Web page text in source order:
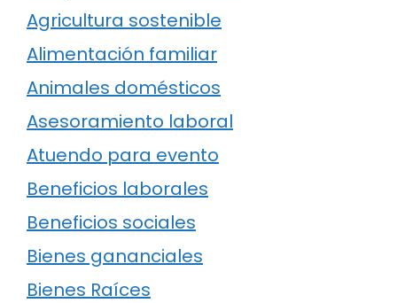
Agricultura sostenible
Alimentación familiar
Animales domésticos
Asesoramiento laboral
Atuendo para evento
Beneficios laborales
Beneficios sociales
Bienes gananciales
Bienes Raíces